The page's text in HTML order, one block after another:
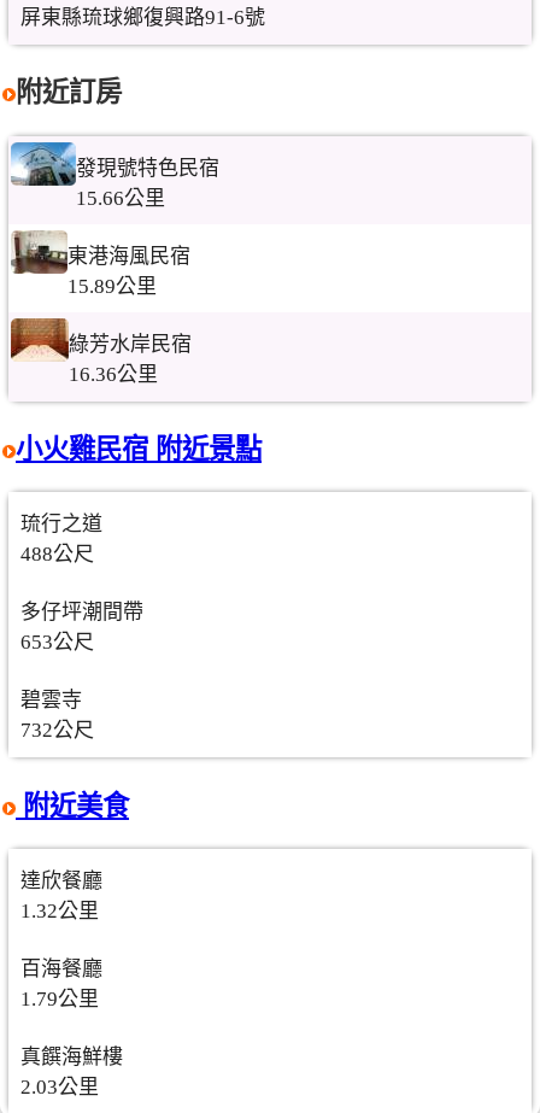
屏東縣琉球鄉復興路91-6號
附近訂房
發現號特色民宿
15.66公里
東港海風民宿
15.89公里
綠芳水岸民宿
16.36公里
小火雞民宿 附近景點
琉行之道
488公尺
多仔坪潮間帶
653公尺
碧雲寺
732公尺
附近美食
達欣餐廳
1.32公里
百海餐廳
1.79公里
真饌海鮮樓
2.03公里